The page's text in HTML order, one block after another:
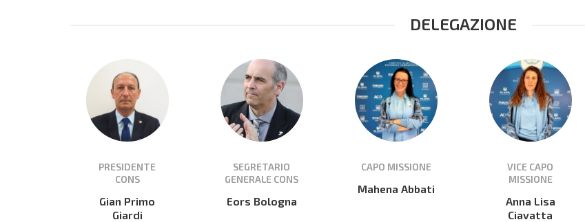
DELEGAZIONE
PRESIDENTE
CONS
Gian Primo
Giardi
SEGRETARIO
GENERALE CONS
Eors Bologna
CAPO MISSIONE
Mahena Abbati
VICE CAPO
MISSIONE
Anna Lisa
Ciavatta